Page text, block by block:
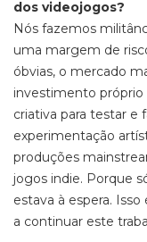
dos videojogos?
Nós fazemos
uma margem de
óbvias, o mercado
investimento
criativa para testar e
experimentação
produções
jogos indie. Porque
estava à espera.
a continuar este